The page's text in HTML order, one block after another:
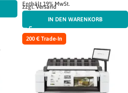
Enthält 19% MwSt.
zzgl.Versand
IN DEN WARENKORB
200 € Trade-In